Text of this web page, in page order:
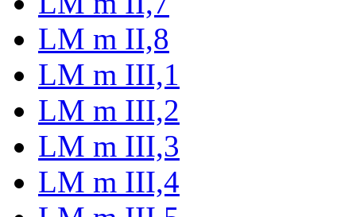
LM m II,8
LM m III,1
LM m III,2
LM m III,3
LM m III,4